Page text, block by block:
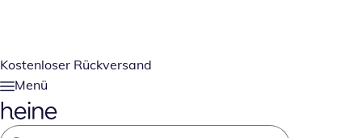
Kostenloser Rückversand
Menü